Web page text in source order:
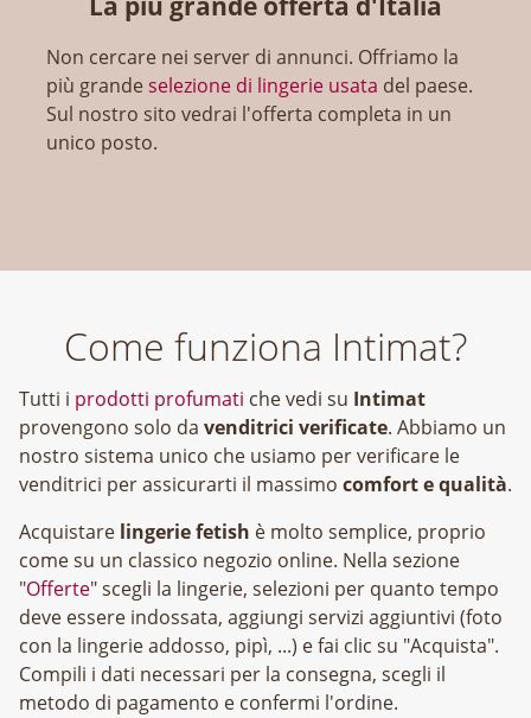
Non cercare nei server di annunci. Offriamo la
più grandeselezione di lingerie usata del paese.
Sul nostro sito vedrai l'offerta completa in un
unico posto.
Come funziona Intimat?
Tutti i prodotti profumati che vedi su Intimat
provengono solo da venditrici verificate. Abbiamo un
nostro sistema unico che usiamo per verificare le
venditrici per assicurarti il massimo comfort e qualità.
Acquistare lingerie fetish è molto semplice, proprio
come su un classico negozio online. Nella sezione
"Offerte" scegli la lingerie, selezioni per quanto tempo
deve essere indossata, aggiungi servizi aggiuntivi (foto
con la lingerie addosso, pipì, ...) e fai clic su "Acquista".
Compili i dati necessari per la consegna, scegli il
metodo di pagamento e confermi l'ordine.